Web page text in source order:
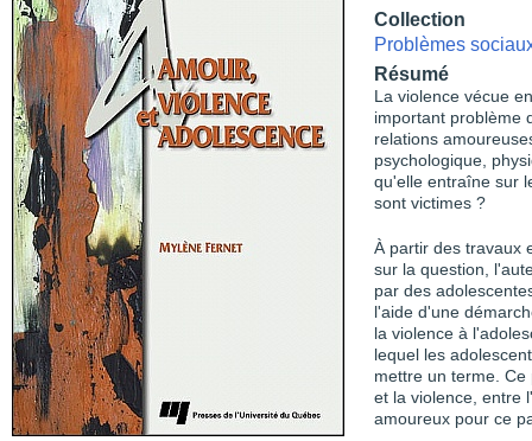
Collection
Problèmes
Résumé
La violence vécue
important problème
relations
psychologique,
qu'elle entraîne sur
sont victimes ?
À partir des travaux
sur la question,
par des
l'aide d'une
la violence à
lequel les
mettre un terme.
et la violence, entre
amoureux pour ce